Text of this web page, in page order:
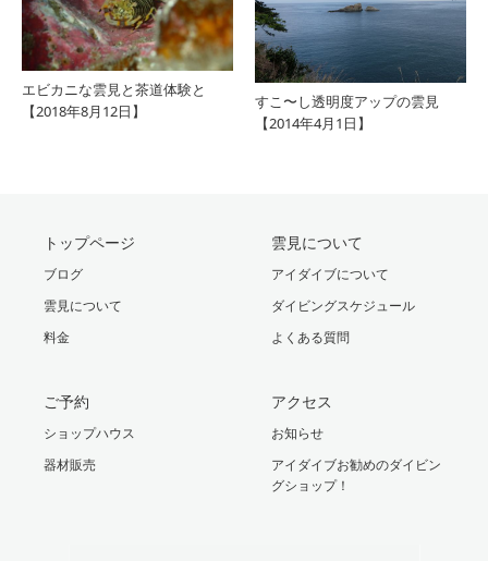
エビカニな雲見と茶道体験と
【2018年8月12日】
すこ〜し透明度アップの雲見
【2014年4月1日】
トップページ
ブログ
雲見について
料金
雲見について
アイダイブについて
ダイビングスケジュール
よくある質問
ご予約
ショップハウス
器材販売
アクセス
お知らせ
アイダイブお勧めのダイビン
グショップ！